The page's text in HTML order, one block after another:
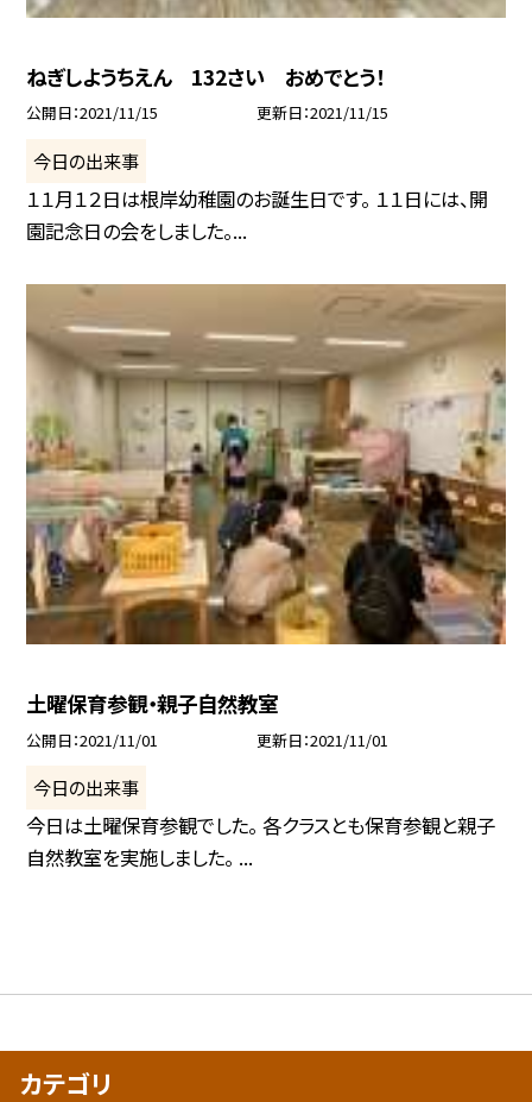
ねぎしようちえん 132さい おめでとう！
公開日 2021/11/15 更新日 2021/11/15
今日の出来事
１１月１２日は根岸幼稚園のお誕生日です。 １１日には、開
園記念日の会をしました。...
土曜保育参観・親子自然教室
公開日 2021/11/01 更新日 2021/11/01
今日の出来事
今日は土曜保育参観でした。 各クラスとも保育参観と親子
自然教室を実施しました。 ...
カテゴリ